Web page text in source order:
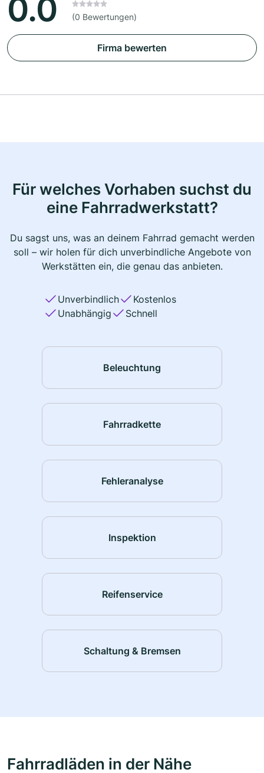
0.0 (0 Bewertungen)
Firma bewerten
Für welches Vorhaben suchst du
eine Fahrradwerkstatt?
Du sagst uns, was an deinem Fahrrad gemacht werden
soll – wir holen für dich unverbindliche Angebote von
Werkstätten ein, die genau das anbieten.
Unverbindlich
Kostenlos
Unabhängig
Schnell
Beleuchtung
Fahrradkette
Fehleranalyse
Inspektion
Reifenservice
Schaltung & Bremsen
Fahrradläden in der Nähe